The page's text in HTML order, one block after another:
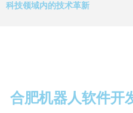
科技领域内的技术革新
合肥机器人软件开